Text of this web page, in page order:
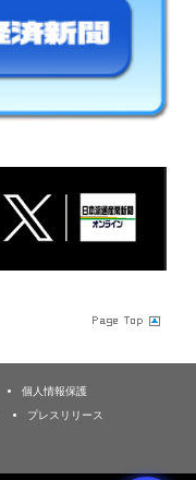
個人情報保護
プレスリリース